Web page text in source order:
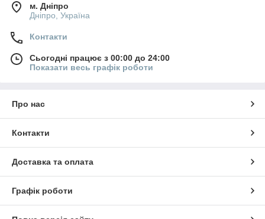
м. Дніпро
Дніпро, Україна
Контакти
Сьогодні працює з 00:00 до 24:00
Показати весь графік роботи
Про нас
Контакти
Доставка та оплата
Графік роботи